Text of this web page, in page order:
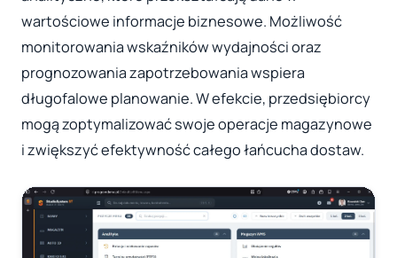
wartościowe informacje biznesowe. Możliwość
monitorowania wskaźników wydajności oraz
prognozowania zapotrzebowania wspiera
długofalowe planowanie. W efekcie, przedsiębiorcy
mogą zoptymalizować swoje operacje magazynowe
i zwiększyć efektywność całego łańcucha dostaw.